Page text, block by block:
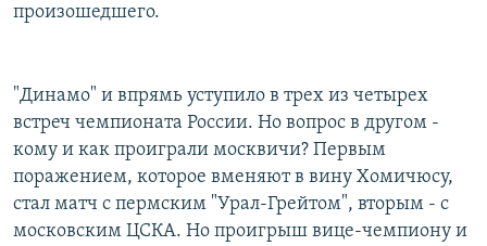
произошедшего.
"Динамо" и впрямь уступило в трех из четырех
встреч чемпионата России. Но вопрос в другом -
кому и как проиграли москвичи? Первым
поражением, которое вменяют в вину Хомичюсу,
стал матч с пермским "Урал-Грейтом", вторым - с
московским ЦСКА. Но проигрыш вице-чемпиону и